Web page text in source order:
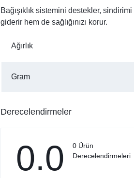
Bağışıklık sistemini destekler,
giderir hem de sağlığınızı korur.
Ağırlık
Gram
Derecelendirmeler
0.0
0 Ürün
Derecelendirmeleri